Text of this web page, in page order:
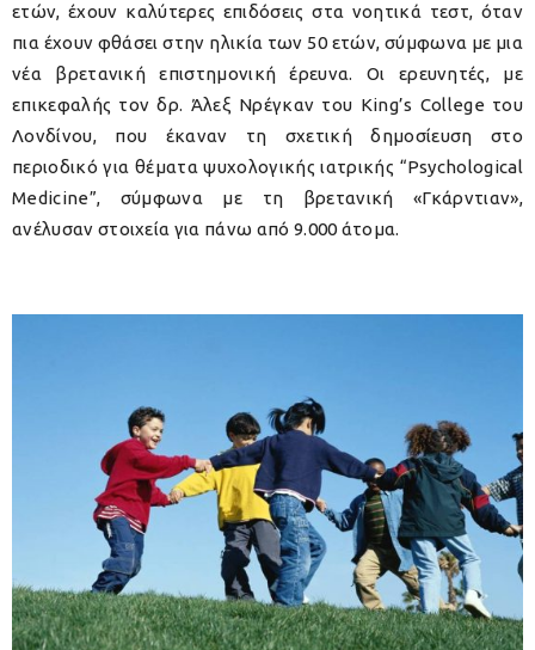
ετών, έχουν καλύτερες επιδόσεις στα νοητικά τεστ, όταν
πια έχουν φθάσει στην ηλικία των 50 ετών, σύμφωνα με μια
νέα βρετανική επιστημονική έρευνα. Οι ερευνητές, με
επικεφαλής τον δρ. Άλεξ Νρέγκαν του King’s College του
Λονδίνου, που έκαναν τη σχετική δημοσίευση στο
περιοδικό για θέματα ψυχολογικής ιατρικής “Psychological
Medicine”, σύμφωνα με τη βρετανική «Γκάρντιαν»,
ανέλυσαν στοιχεία για πάνω από 9.000 άτομα.